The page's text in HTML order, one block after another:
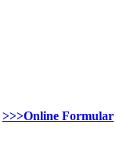
>>>Online Formular